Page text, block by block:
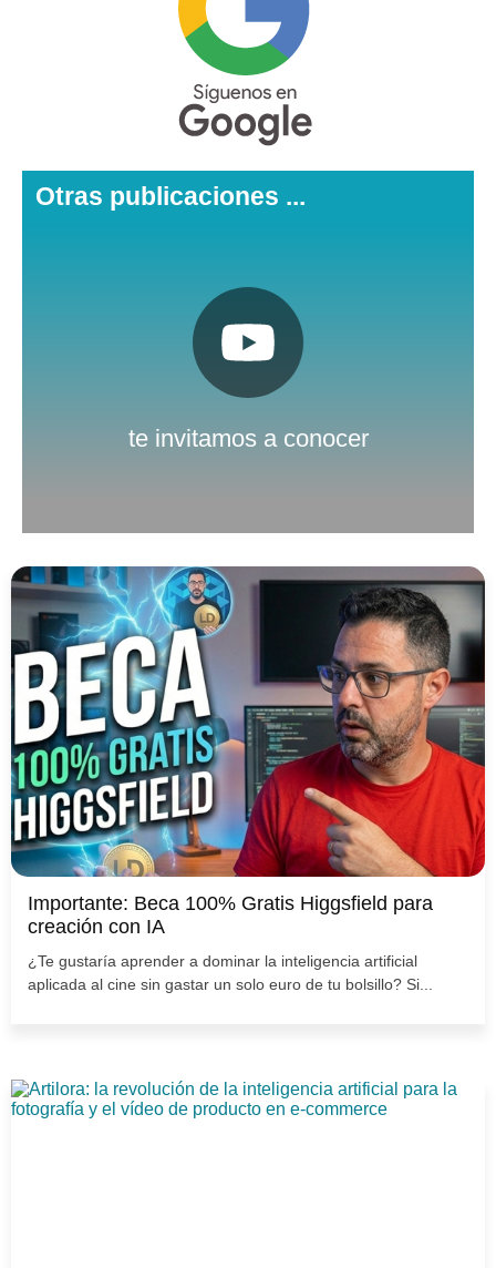
Otras publicaciones ...
te invitamos a conocer
Pulsa aquí
Importante: Beca 100% Gratis Higgsfield para
creación con IA
¿Te gustaría aprender a dominar la inteligencia artificial
aplicada al cine sin gastar un solo euro de tu bolsillo? Si...